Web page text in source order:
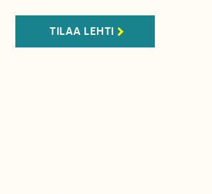
TILAA LEHTI